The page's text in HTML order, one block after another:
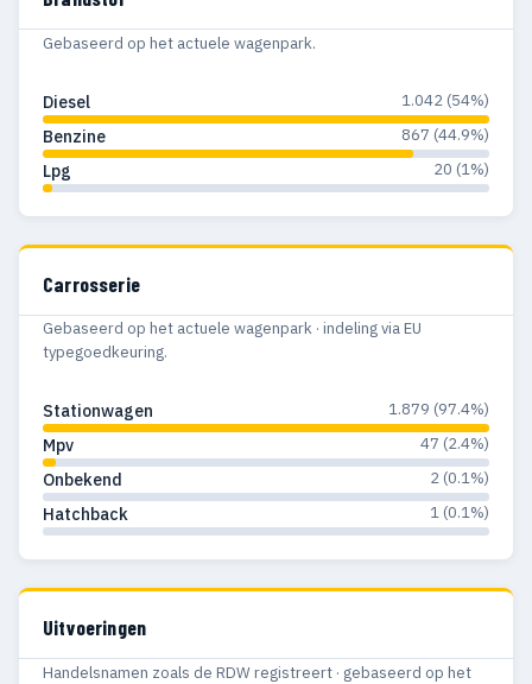
Gebaseerd op het actuele wagenpark.
Diesel 1.042 (54%)
Benzine 867 (44.9%)
Lpg 20 (1%)
Carrosserie
Gebaseerd op het actuele wagenpark · indeling via EU
typegoedkeuring.
Stationwagen 1.879 (97.4%)
Mpv 47 (2.4%)
Onbekend 2 (0.1%)
Hatchback 1 (0.1%)
Uitvoeringen
Handelsnamen zoals de RDW registreert · gebaseerd op het